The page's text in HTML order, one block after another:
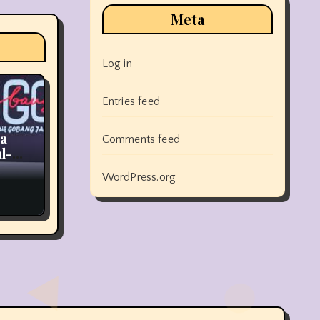
Meta
Log in
Entries feed
Comments feed
WordPress.org